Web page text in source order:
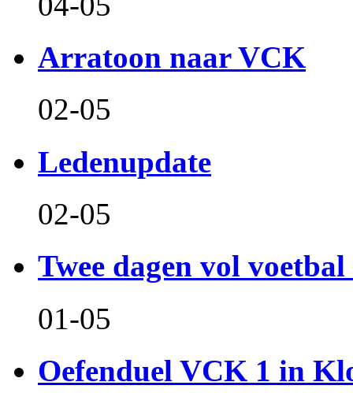
Arratoon naar VCK
02-05
Ledenupdate
02-05
Twee dagen vol
01-05
Oefenduel VCK 1 in